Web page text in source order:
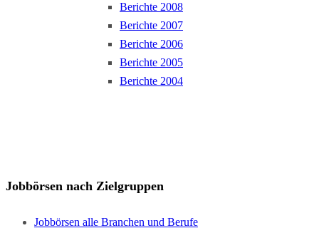
Berichte 2008
Berichte 2007
Berichte 2006
Berichte 2005
Berichte 2004
Jobbörsen nach Zielgruppen
Jobbörsen alle Branchen und Berufe